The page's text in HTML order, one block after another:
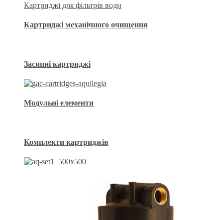
Картриджі для фільтрів води
Картриджі механічного очищення
Засипні картриджі
Модульні елементи
Комплекти картриджів